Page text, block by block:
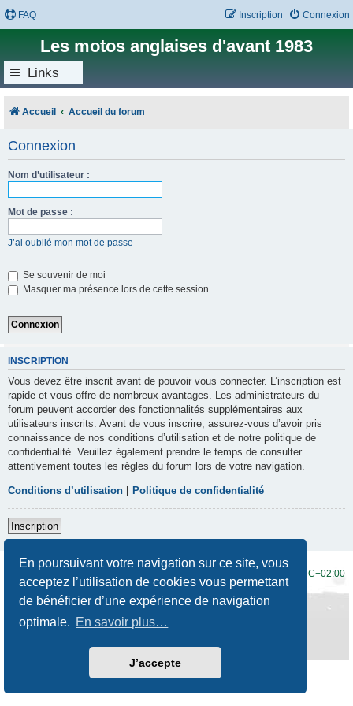
En poursuivant votre navigation sur ce site, vous
acceptez l’utilisation de cookies vous permettant
de bénéficier d’une expérience de navigation
optimale. En savoir plus…
J’accepte
FAQ Connexion
Inscription
Les motos anglaises d'avant 1983
Links
Accueil Accueil du forum
Connexion
Nom d’utilisateur :
Mot de passe :
J’ai oublié mon mot de passe
Se souvenir de moi
Masquer ma présence lors de cette session
INSCRIPTION
Vous devez être inscrit avant de pouvoir vous connecter. L’inscription est
rapide et vous offre de nombreux avantages. Les administrateurs du
forum peuvent accorder des fonctionnalités supplémentaires aux
utilisateurs inscrits. Avant de vous inscrire, assurez-vous d’avoir pris
connaissance de nos conditions d’utilisation et de notre politique de
confidentialité. Veuillez également prendre le temps de consulter
attentivement toutes les règles du forum lors de votre navigation.
Conditions d’utilisation Politique de confidentialité
Inscription
UTC+02:00
Développé par phpBB® Forum Software © phpBB Limited
Traduction française officielle
Prosilver New Edition
Confidentialité|Conditions